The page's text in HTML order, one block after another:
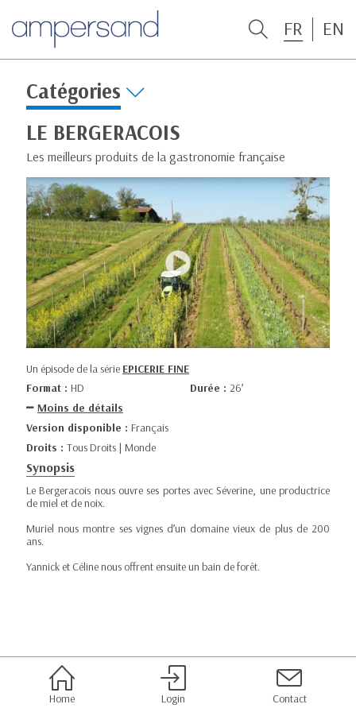
FR EN
Catégories
LE BERGERACOIS
Les meilleurs produits de la gastronomie française
Un épisode de la série EPICERIE FINE
Format : HD Durée : 26’
Moins de détails
Version disponible : Français
Droits : Tous Droits | Monde
Synopsis
Le Bergeracois nous ouvre ses portes avec Séverine, une productrice
de miel et de noix.
Muriel nous montre ses vignes d’un domaine vieux de plus de 200
ans.
Yannick et Céline nous offrent ensuite un bain de forêt.
Home Login Contact